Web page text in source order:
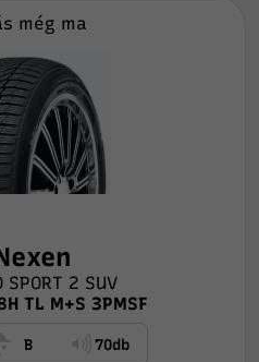
még ma
SPORT 2 SUV
TL M+S 3PMSF
B 70db